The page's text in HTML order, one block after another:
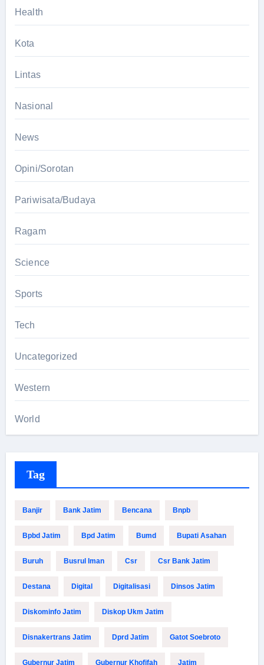
Health
Kota
Lintas
Nasional
News
Opini/Sorotan
Pariwisata/Budaya
Ragam
Science
Sports
Tech
Uncategorized
Western
World
Tag
Banjir Bank Jatim Bencana Bnpb
Bpbd Jatim Bpd Jatim Bumd Bupati Asahan
Buruh Busrul Iman Csr Csr Bank Jatim
Destana Digital Digitalisasi Dinsos Jatim
Diskominfo Jatim Diskop Ukm Jatim
Disnakertrans Jatim Dprd Jatim Gatot Soebroto
Gubernur Jatim Gubernur Khofifah Jatim